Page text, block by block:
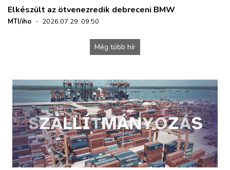
Elkészült az ötvenezredik debreceni BMW
MTI/iho · 2026.07.29. 09:50
Még több hír